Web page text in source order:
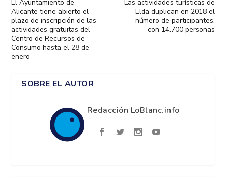
El Ayuntamiento de
Alicante tiene abierto el
plazo de inscripción de las
actividades gratuitas del
Centro de Recursos de
Consumo hasta el 28 de
enero
Las actividades turísticas de
Elda duplican en 2018 el
número de participantes,
con 14.700 personas
SOBRE EL AUTOR
Redacción LoBlanc.info